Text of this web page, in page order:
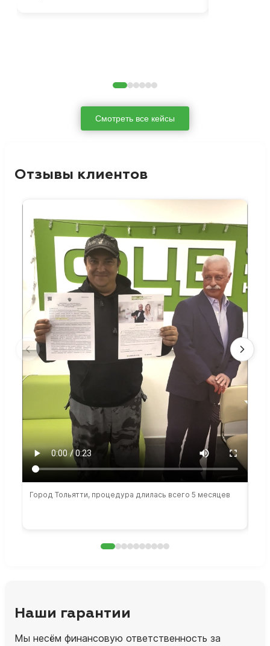
Смотреть все кейсы
Отзывы клиентов
Город Тольятти, процедура длилась всего 5 месяцев
Наши гарантии
Мы несём финансовую ответственность за